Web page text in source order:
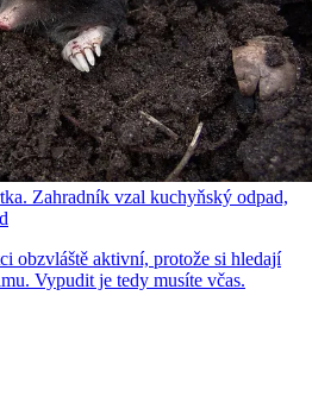
Zahradník vzal kuchyňský odpad,
obzvláště aktivní, protože si hledají
Vypudit je tedy musíte včas.